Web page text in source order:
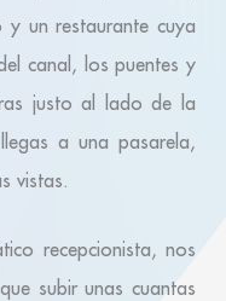
y un restaurante cuya
canal, los puentes y
justo al lado de la
a una pasarela,
vistas.
recepcionista, nos
subir unas cuantas